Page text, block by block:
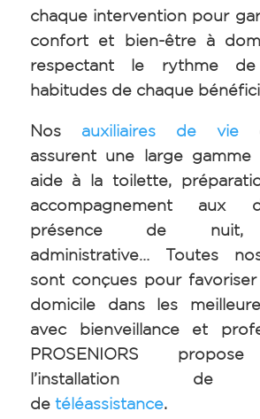
chaque intervention pour
confort et bien-être à
respectant le rythme
habitudes de chaque
Nos auxiliaires de vie
assurent une large
aide à la toilette,
accompagnement aux
présence de nuit,
administrative… Toutes
sont conçues pour
domicile dans les
avec bienveillance et
PROSENIORS
l’installation de
de téléassistance.